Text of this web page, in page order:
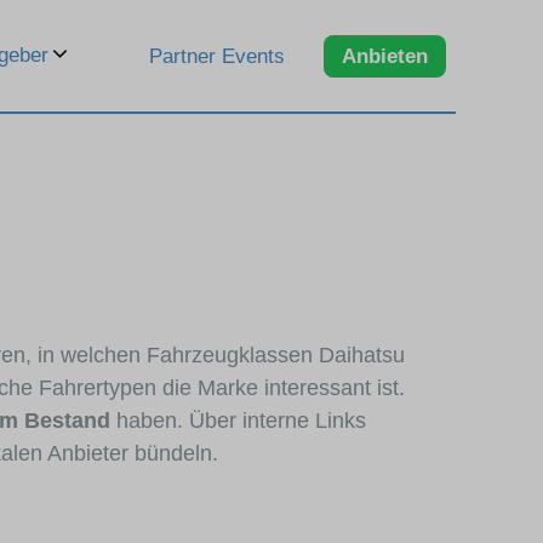
Partner Events Anbieten
in welchen Fahrzeugklassen Daihatsu
Fahrertypen die Marke interessant ist.
Bestand haben. Über interne Links
Anbieter bündeln.